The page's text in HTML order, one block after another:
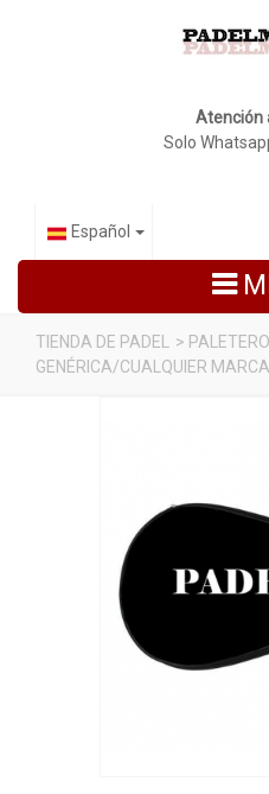
Atención
Solo
Español
PELOTAS PADEL
TIENDA DE PADEL >
GENÉRICA/CUALQUIER MARCA